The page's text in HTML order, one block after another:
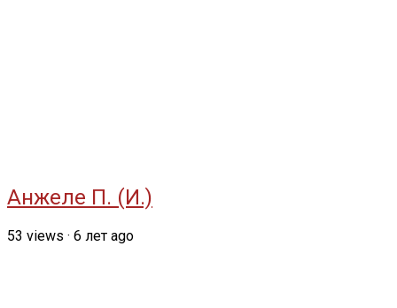
Анжеле П. (И.)
53 views · 6 лет ago